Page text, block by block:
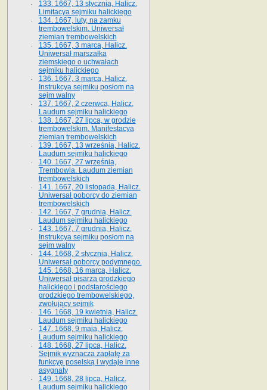
133. 1667, 13 stycznia, Halicz.
Limitacya sejmiku halickiego
134. 1667, luty, na zamku
trembowelskim. Uniwersał
ziemian trembowelskich
135. 1667, 3 marca, Halicz.
Uniwersał marszałka
ziemskiego o uchwałach
sejmiku halickiego
136. 1667, 3 marca, Halicz.
Instrukcya sejmiku posłom na
sejm walny
137. 1667, 2 czerwca, Halicz.
Laudum sejmiku halickiego
138. 1667, 27 lipca, w grodzie
trembowelskim. Manifestacya
ziemian trembowelskich
139. 1667, 13 września, Halicz.
Laudum sejmiku halickiego
140. 1667, 27 września,
Trembowla. Laudum ziemian
trembowelskich
141. 1667, 20 listopada, Halicz.
Uniwersał poborcy do ziemian
trembowelskich
142. 1667, 7 grudnia, Halicz.
Laudum sejmiku halickiego
143. 1667, 7 grudnia, Halicz.
Instrukcya sejmiku posłom na
sejm walny
144. 1668, 2 stycznia, Halicz.
Uniwersał poborcy podymnego.
145. 1668, 16 marca, Halicz.
Uniwersał pisarza grodzkiego
halickiego i podstarościego
grodzkiego trembowelskiego,
zwołujący sejmik
146. 1668, 19 kwietnia, Halicz.
Laudum sejmiku halickiego
147. 1668, 9 maja, Halicz.
Laudum sejmiku halickiego
148. 1668, 27 lipca, Halicz.
Sejmik wyznacza zapłatę za
funkcyę poselską i wydaje inne
asygnaty
149. 1668, 28 lipca, Halicz.
Laudum sejmiku halickiego